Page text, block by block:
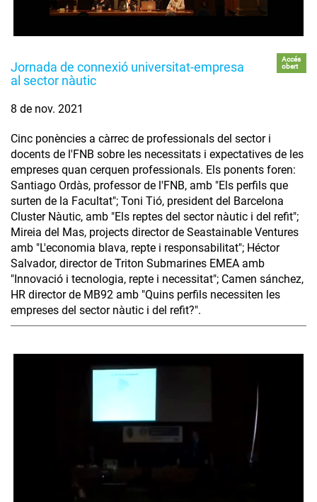
Jornada de connexió universitat-empresa
al sector nàutic
Accés
obert
8 de nov. 2021
Cinc ponències a càrrec de professionals del sector i
docents de l'FNB sobre les necessitats i expectatives de les
empreses quan cerquen professionals. Els ponents foren:
Santiago Ordàs, professor de l'FNB, amb "Els perfils que
surten de la Facultat"; Toni Tió, president del Barcelona
Cluster Nàutic, amb "Els reptes del sector nàutic i del refit";
Mireia del Mas, projects director de Seastainable Ventures
amb "L'economia blava, repte i responsabilitat"; Héctor
Salvador, director de Triton Submarines EMEA amb
"Innovació i tecnologia, repte i necessitat"; Camen sánchez,
HR director de MB92 amb "Quins perfils necessiten les
empreses del sector nàutic i del refit?".